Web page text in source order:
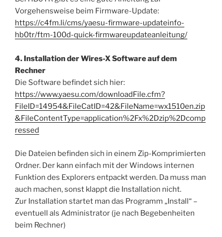
Vorgehensweise beim Firmware-Update:
https://c4fm.li/cms/yaesu-firmware-updateinfo-
hb0tr/ftm-100d-quick-firmwareupdateanleitung/
4. Installation der Wires-X Software auf dem
Rechner
Die Software befindet sich hier:
https://www.yaesu.com/downloadFile.cfm?
FileID=14954&FileCatID=42&FileName=wx1510en.zip
&FileContentType=application%2Fx%2Dzip%2Dcomp
ressed
Die Dateien befinden sich in einem Zip-Komprimierten
Ordner. Der kann einfach mit der Windows internen
Funktion des Explorers entpackt werden. Da muss man
auch machen, sonst klappt die Installation nicht.
Zur Installation startet man das Programm „Install“ –
eventuell als Administrator (je nach Begebenheiten
beim Rechner)